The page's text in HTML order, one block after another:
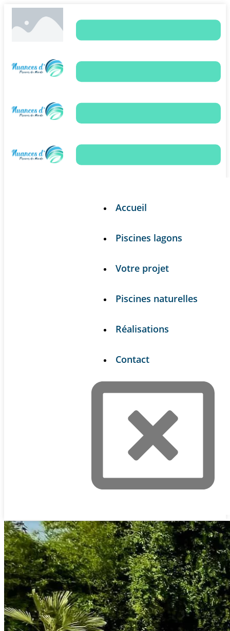
Accueil
Piscines lagons
Votre projet
Piscines naturelles
Réalisations
Contact